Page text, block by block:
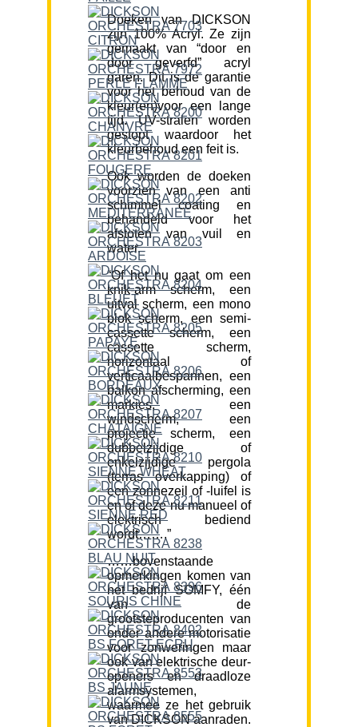
Doeken van DICKSON
zijn 100% Acryl. Ze zijn
gemaakt van “door en
door geverfd” acryl
garen. Dit is de garantie
voor het behoud van de
kleur(en)voor een lange
tijd. UV-stralen worden
gestopt waardoor het
kleurbehoud een feit is.
Ook worden de doeken
voorzien van een anti
schimmel coating en
behandeld voor het
afstoten van vuil en
water.
“Of het nu gaat om een
knik-arm scherm, een
uitval scherm, een mono
blok scherm, een semi-
cassette scherm, een
cassette scherm,
horizontaal of
verticaalbespannen, een
balkon afscherming, een
markies, een
windscherm, een
projectie scherm, een
dubbelzijdige of
enkelzijdige pergola
(terras overkapping) of
een zonnezeil of -luifel is
en of deze nu manueel of
elektrisch bediend
wordt…….”
……bovenstaande
opmerkingen komen van
het bedrijf SOMFY, één
van de
grootsteproducenten van
onder andere motorisatie
voor zonweringen maar
ook van elektrische deur-
openers en draadloze
alarmsystemen,
waarmee ze het gebruik
van DICKSON aanraden.